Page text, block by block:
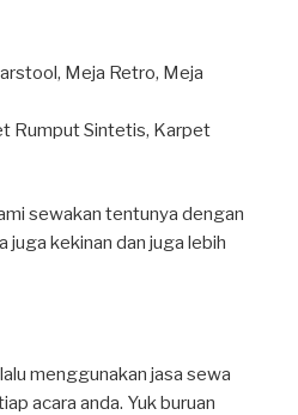
Meja Retro, Meja
Rumput Sintetis, Karpet
sewakan tentunya dengan
juga kekinan dan juga lebih
menggunakan jasa sewa
acara anda. Yuk buruan